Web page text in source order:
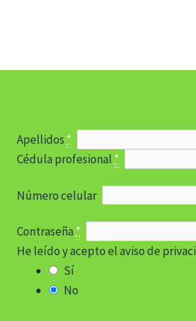
Apellidos *
Cédula profesional *
Número celular
Contraseña *
He leído y acepto el aviso de
Sí
No